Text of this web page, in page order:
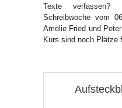
Texte
Schreibwoche vom
Amelie Fried und
Kurs sind noch